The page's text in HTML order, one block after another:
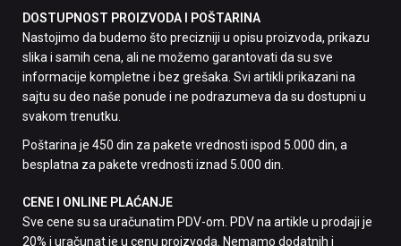
DOSTUPNOST PROIZVODA I POŠTARINA
Nastojimo da budemo što precizniji u opisu proizvoda, prikazu
slika i samih cena, ali ne možemo garantovati da su sve
informacije kompletne i bez grešaka. Svi artikli prikazani na
sajtu su deo naše ponude i ne podrazumeva da su dostupni u
svakom trenutku.
Poštarina je 450 din za pakete vrednosti ispod 5.000 din, a
besplatna za pakete vrednosti iznad 5.000 din.
CENE I ONLINE PLAĆANJE
Sve cene su sa uračunatim PDV-om. PDV na artikle u prodaji je
20% i uračunat je u cenu proizvoda. Nemamo dodatnih i